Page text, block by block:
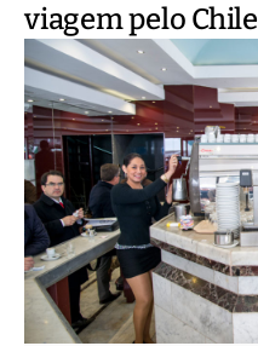
viagem pelo Chile